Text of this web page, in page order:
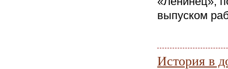
выпуском
История в